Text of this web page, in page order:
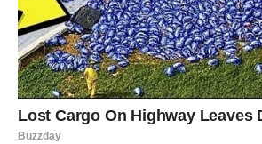
Pred vama su veoma važni trenuci.